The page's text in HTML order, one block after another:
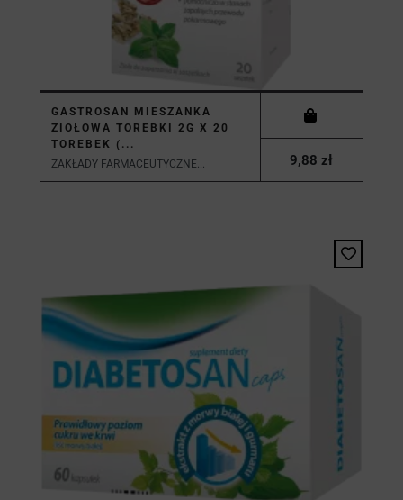
GASTROSAN MIESZANKA
ZIOŁOWA TOREBKI 2G X 20
TOREBEK (...
ZAKŁADY FARMACEUTYCZNE...
9,88 zł